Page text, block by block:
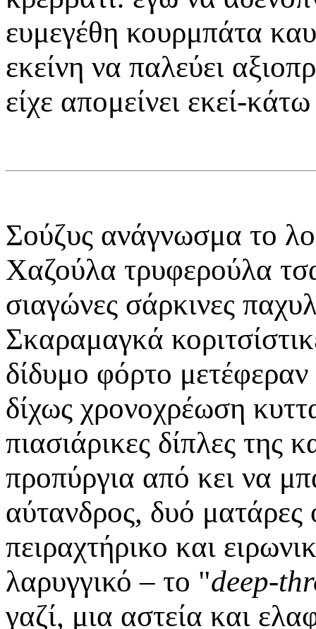
ευμεγέθη κουρμπάτα
εκείνη να παλεύει
είχε απομείνει εκεί-
Σούζυς ανάγνωσμα το
Χαζούλα τρυφερούλα
σιαγώνες σάρκινες
Σκαραμαγκά
δίδυμο φόρτο
δίχως χρονοχρέωση
πιασιάρικες δίπλες της
προπύργια από κει να
αύτανδρος, δυό ματάρες
πειραχτήρικο και
λαρυγγικό – το "deep-
γαζί, μια αστεία και